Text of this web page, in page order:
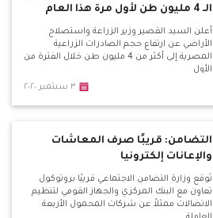
الـ 4 مليون طن لأول مرة هذا العام
أعلن السيد القصير وزير الزراعة واستصلاح
الأراضي عن ارتفاع حجم الصادرات الزراعية
المصرية إلى أكثر من 4 مليون طن خلال الفترة من
الأول
٣ سبتمبر ٢٠٢٠
التضامن: قريبًا صرف المعاشات
والإعانات إلكترونيا
تُوقّع وزارة التضامن الاجتماعي قريبًا بروتوكول
تعاون مع البنك المركزي والجهاز القومي لتنظيم
الاتصالات ممثلاً عن شركات المحمول الأربعة